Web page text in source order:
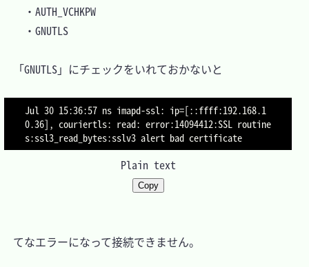
「GNUTLS」にチェックをいれておかないと
Jul 30 15:36:57 ns imapd-ssl: ip=[::ffff:192.168.1
0.36], couriertls: read: error:14094412:SSL routine
Plain text
Copy
てなエラーになって接続できません。